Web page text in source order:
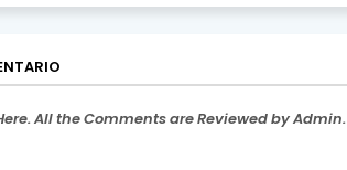
All the Comments are Reviewed by Admin.